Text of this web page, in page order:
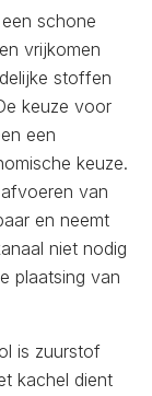
schone
vrijkomen
stoffen
keuze voor
een
keuze.
van
en neemt
niet nodig
plaatsing van
is zuurstof
kachel dient